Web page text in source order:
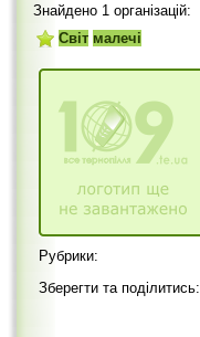
Знайдено 1 організацій:
Світ малечі
Рубрики:
Зберегти та поділитись: